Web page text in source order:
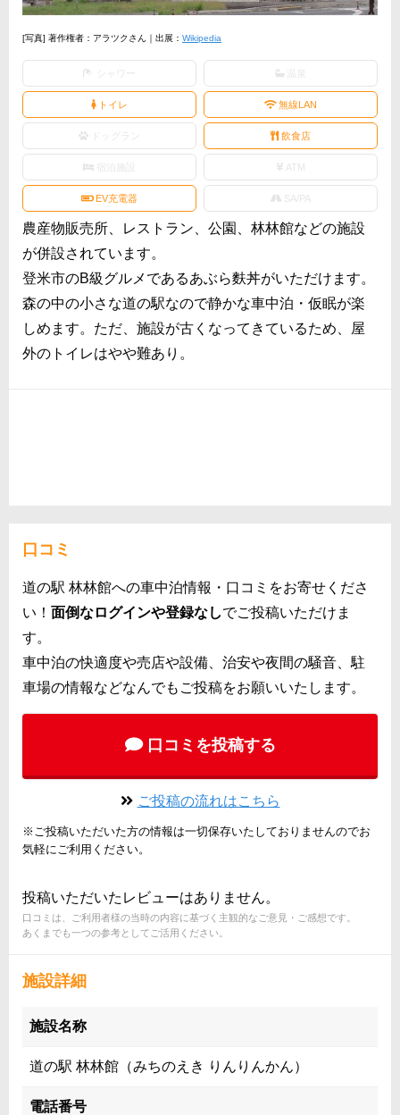
[写真] 著作権者：アラツクさん｜出展： Wikipedia
トイレ 無線LAN
ドッグラン 飲食店
宿泊施設 ATM
EV充電器 SA/PA
農産物販売所、レストラン、公園、林林館などの施設
が併設されています。
登米市のB級グルメであるあぶら麩丼がいただけます。
森の中の小さな道の駅なので静かな車中泊・仮眠が楽
しめます。ただ、施設が古くなってきているため、屋
外のトイレはやや難あり。
口コミ
道の駅 林林館への車中泊情報・口コミをお寄せくださ
い！ 面倒なログインや登録なしでご投稿いただけま
す。
車中泊の快適度や売店や設備、治安や夜間の騒音、駐
車場の情報などなんでもご投稿をお願いいたします。
口コミを投稿する
ご投稿の流れはこちら
※ご投稿いただいた方の情報は一切保存いたしておりませんのでお
気軽にご利用ください。
投稿いただいたレビューはありません。
口コミは、ご利用者様の当時の内容に基づく主観的なご意見・ご感想です。
あくまでも一つの参考としてご活用ください。
施設詳細
施設名称
道の駅 林林館（みちのえき りんりんかん）
電話番号